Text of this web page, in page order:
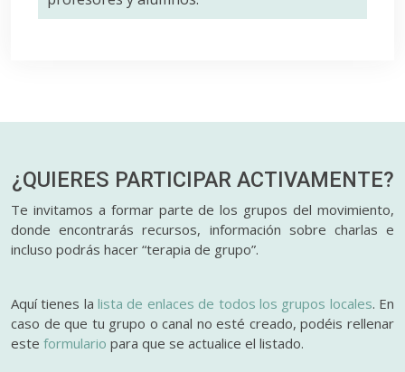
¿QUIERES PARTICIPAR ACTIVAMENTE?
Te invitamos a formar parte de los grupos del movimiento,
donde encontrarás recursos, información sobre charlas e
incluso podrás hacer “terapia de grupo”.
Aquí tienes lalista de enlaces de todos los grupos locales. En
caso de que tu grupo o canal no esté creado, podéis rellenar
este formulario para que se actualice el listado.